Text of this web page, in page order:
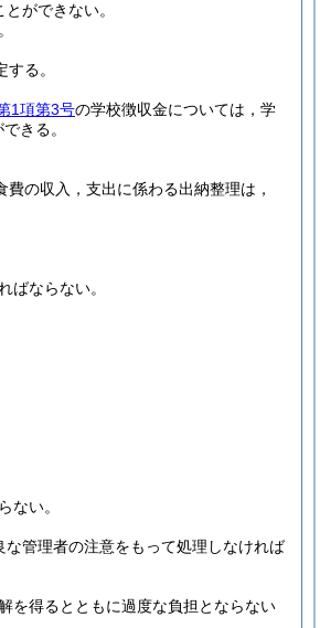
ができない。
る。
1項第3号の学校徴収金については，学
きる。
費の収入，支出に係わる出納整理は，
ばならない。
ない。
管理者の注意をもって処理しなければ
を得るとともに過度な負担とならない